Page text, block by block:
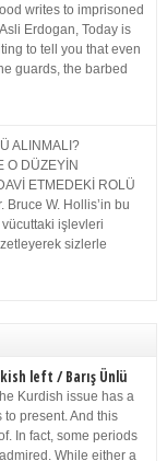
writes to imprisoned
Erdogan, Today is
to tell you that even
guards, the barbed
ALINMALI?
O DÜZEYİN
ETMEDEKİ ROLÜ
W. Hollis’in bu
işlevleri
sizlerle
left / Barış Ünlü
Kurdish issue has a
to present. And this
In fact, some periods
While either a